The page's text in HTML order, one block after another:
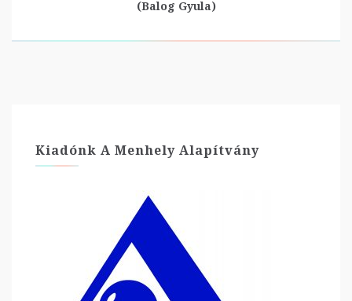
(Balog Gyula)
Kiadónk A Menhely Alapítvány